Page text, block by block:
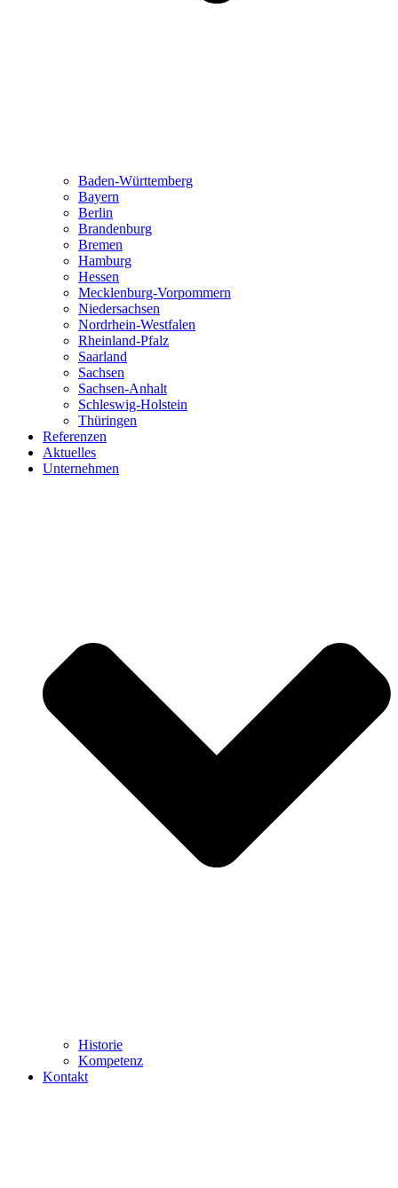
Baden-Württemberg
Bayern
Berlin
Brandenburg
Bremen
Hamburg
Hessen
Mecklenburg-Vorpommern
Niedersachsen
Nordrhein-Westfalen
Rheinland-Pfalz
Saarland
Sachsen
Sachsen-Anhalt
Schleswig-Holstein
Thüringen
Referenzen
Aktuelles
Unternehmen
Historie
Kompetenz
Kontakt